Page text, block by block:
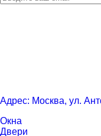
Адрес: Москва, ул.
Окна
Двери